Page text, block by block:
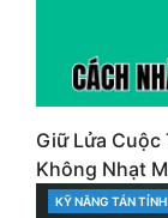
Giữ Lửa Cuộc
Không Nhạt
CATEGORIES
KỸ NĂNG TÁN TỈNH